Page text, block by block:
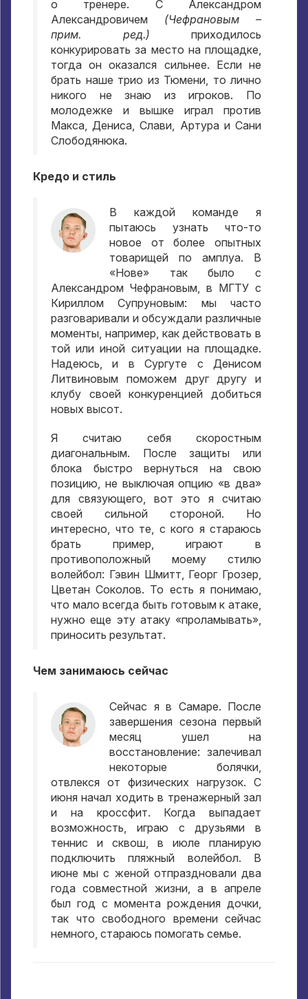
о тренере. С Александром
Александровичем (Чефрановым –
прим. ред.) приходилось
конкурировать за место на площадке,
тогда он оказался сильнее. Если не
брать наше трио из Тюмени, то лично
никого не знаю из игроков. По
молодежке и вышке играл против
Макса, Дениса, Слави, Артура и Сани
Слободянюка.
Кредо и стиль
В каждой команде я
пытаюсь узнать что-то
новое от более опытных
товарищей по амплуа. В
«Нове» так было с
Александром Чефрановым, в МГТУ с
Кириллом Супруновым: мы часто
разговаривали и обсуждали различные
моменты, например, как действовать в
той или иной ситуации на площадке.
Надеюсь, и в Сургуте с Денисом
Литвиновым поможем друг другу и
клубу своей конкуренцией добиться
новых высот.
Я считаю себя скоростным
диагональным. После защиты или
блока быстро вернуться на свою
позицию, не выключая опцию «в два»
для связующего, вот это я считаю
своей сильной стороной. Но
интересно, что те, с кого я стараюсь
брать пример, играют в
противоположный моему стилю
волейбол: Гэвин Шмитт, Георг Грозер,
Цветан Соколов. То есть я понимаю,
что мало всегда быть готовым к атаке,
нужно еще эту атаку «проламывать»,
приносить результат.
Чем занимаюсь сейчас
Сейчас я в Самаре. После
завершения сезона первый
месяц ушел на
восстановление: залечивал
некоторые болячки,
отвлекся от физических нагрузок. С
июня начал ходить в тренажерный зал
и на кроссфит. Когда выпадает
возможность, играю с друзьями в
теннис и сквош, в июле планирую
подключить пляжный волейбол. В
июне мы с женой отпраздновали два
года совместной жизни, а в апреле
был год с момента рождения дочки,
так что свободного времени сейчас
немного, стараюсь помогать семье.